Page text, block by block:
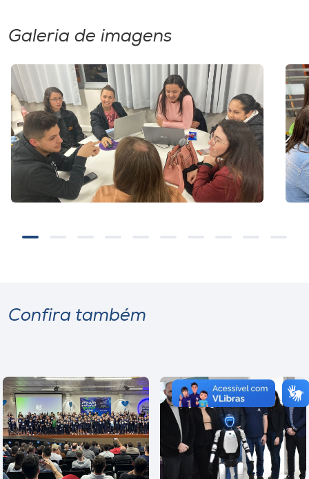
Galeria de imagens
Confira também